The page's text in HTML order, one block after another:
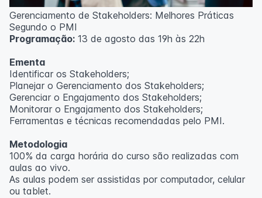
Outras informações
O curso pode sofrer alteração de dados e horário e os
inscritos serão avisados ​​antecipadamente.
O IPETEC reserva-se o direito de não realizar o curso
Professor(a):Frederyck Teixeira
Gerenciamento de Stakeholders: Melhores Práticas
Segundo o PMI
Programação: 13 de agosto das 19h às 22h
Ementa
Identificar os Stakeholders;
Planejar o Gerenciamento dos Stakeholders;
Gerenciar o Engajamento dos Stakeholders;
Monitorar o Engajamento dos Stakeholders;
Ferramentas e técnicas recomendadas pelo PMI.
Metodologia
100% da carga horária do curso são realizadas com
aulas ao vivo.
As aulas podem ser assistidas por computador, celular
ou tablet.